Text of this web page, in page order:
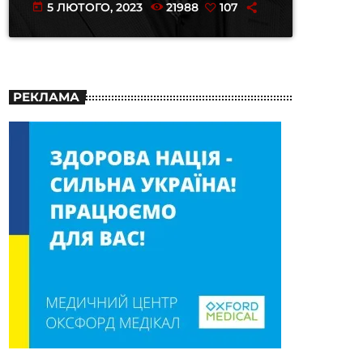
today 5 ЛЮТОГО, 2023 21988 107
РЕКЛАМА